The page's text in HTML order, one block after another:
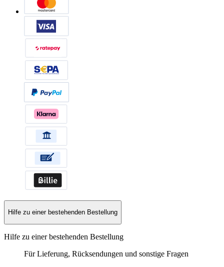
Hilfe zu einer bestehenden Bestellung
Hilfe zu einer bestehenden Bestellung
Für Lieferung, Rücksendungen und sonstige Fragen